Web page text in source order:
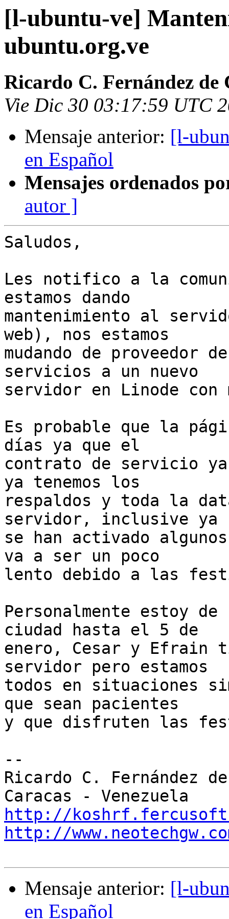
[l-ubuntu-ve]
ubuntu.org.ve
Ricardo C. Fernández de
Vie Dic 30 03:17:59 UTC
Mensaje anterior: [l-
en Español
Mensajes ordenados
autor ]
Saludos,
Les notifico a la
estamos dando
mantenimiento al
web), nos estamos
mudando de proveedor
servicios a un nuevo
servidor en Linode
Es probable que la
días ya que el
contrato de servicio ya
ya tenemos los
respaldos y toda la
servidor, inclusive ya
se han activado
va a ser un poco
lento debido a las
Personalmente estoy
ciudad hasta el 5 de
enero, Cesar y Efrain
servidor pero estamos
todos en situaciones
que sean pacientes
y que disfruten las
--
Ricardo C. Fernández
http://
http://
Mensaje anterior: [l-
en Español